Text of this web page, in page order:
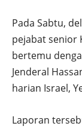
Pada Sabtu,
pejabat senior
bertemu
Jenderal
harian Israel,
Laporan